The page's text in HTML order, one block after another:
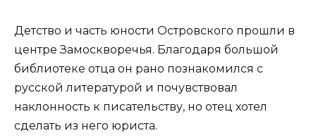
Детство и часть юности Островского прошли в
центре Замоскворечья. Благодаря большой
библиотеке отца он рано познакомился с
русской литературой и почувствовал
наклонность к писательству, но отец хотел
сделать из него юриста.